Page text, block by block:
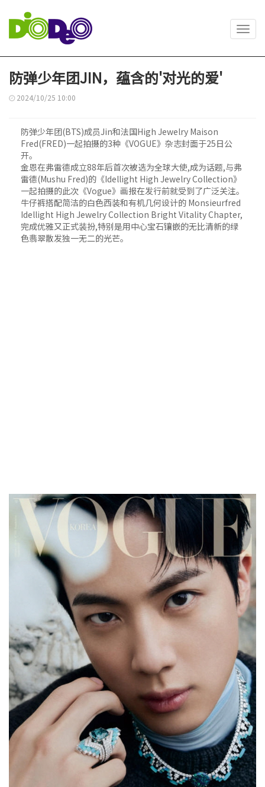
防弹少年团JIN，蕴含的'对光的爱'
2024/10/25 10:00
防弹少年团(BTS)成员Jin和法国High Jewelry Maison
Fred(FRED)一起拍摄的3种《VOGUE》杂志封面于25日公
开。
金恩在弗雷德成立88年后首次被选为全球大使,成为话题,与弗
雷德(Mushu Fred)的《Idellight High Jewelry Collection》
一起拍摄的此次《Vogue》画报在发行前就受到了广泛关注。
牛仔裤搭配简洁的白色西装和有机几何设计的 Monsieurfred
Idellight High Jewelry Collection Bright Vitality Chapter,
完成优雅又正式装扮,特别是用中心宝石镶嵌的无比清新的绿
色翡翠散发独一无二的光芒。